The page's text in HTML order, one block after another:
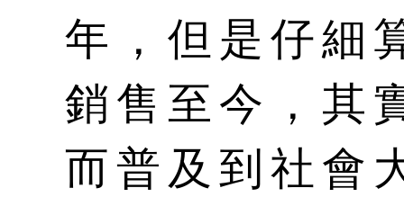
年，但是仔細
銷售至今，其
而普及到社會